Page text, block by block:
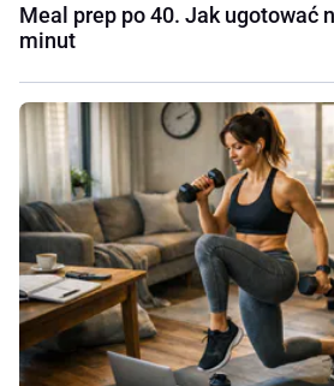
Meal prep po 40. Jak ugotować
minut